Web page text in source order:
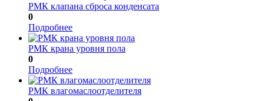
РМК клапана сброса конденсата
0
Подробнее
РМК крана уровня пола
0
Подробнее
РМК влагомаслоотделителя